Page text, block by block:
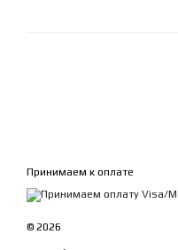
Принимаем к оплате
© 2026